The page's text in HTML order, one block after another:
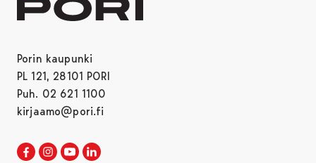
Porin kaupunki
PL 121, 28101 PORI
Puh. 02 621 1100
kirjaamo@pori.fi
Porin kaupunki Facebookissa
Avautuu uudessa välilehdessä
Porin kaupunki Instagramissa
Avautuu uudessa välilehdessä
Porin kaupunki Youtubessa
Avautuu uudessa välilehdessä